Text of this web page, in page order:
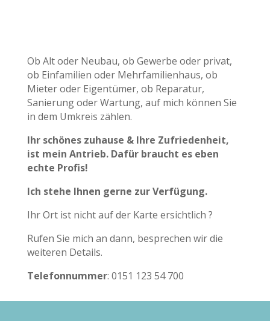
Ob Alt oder Neubau, ob Gewerbe oder privat,
ob Einfamilien oder Mehrfamilienhaus, ob
Mieter oder Eigentümer, ob Reparatur,
Sanierung oder Wartung, auf mich können Sie
in dem Umkreis zählen.
Ihr schöneszuhause & Ihre Zufriedenheit,
ist mein Antrieb. Dafür braucht es eben
echte Profis!
Ich stehe Ihnen gerne zur Verfügung.
Ihr Ort ist nicht auf der Karte ersichtlich ?
Rufen Sie mich an dann, besprechen wir die
weiteren Details.
Telefonnummer: 0151 123 54 700